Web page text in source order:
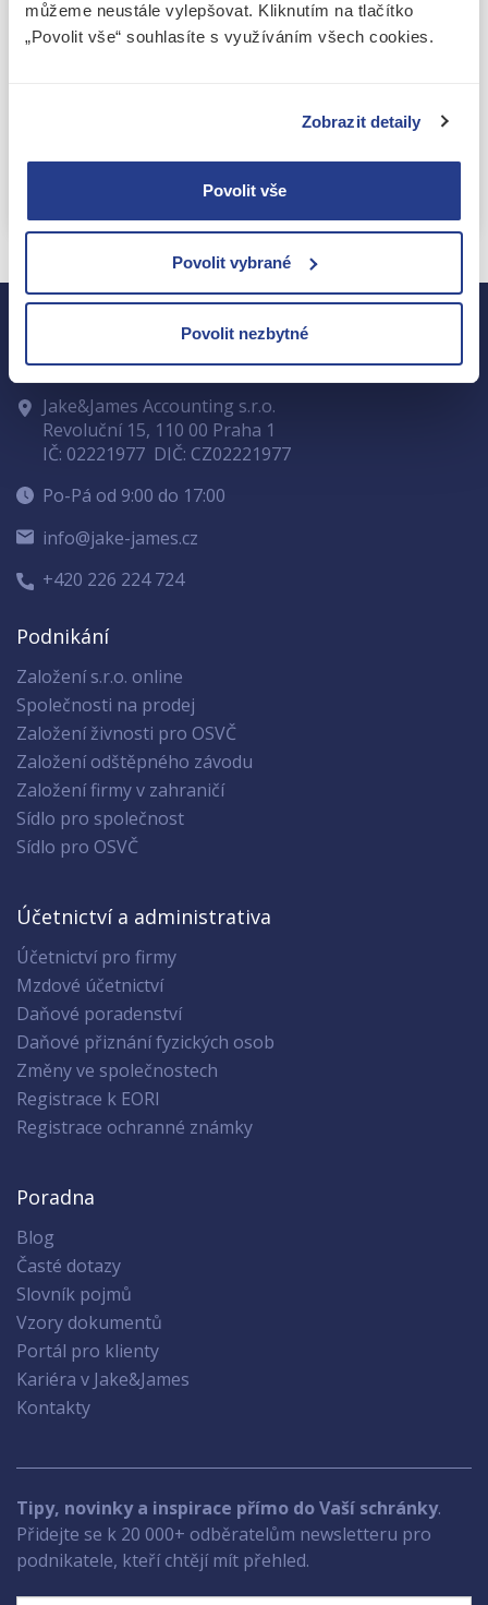
můžeme neustále vylepšovat. Kliknutím na tlačítko
„Povolit vše“ souhlasíte s využíváním všech cookies.
Zobrazit detaily
Povolit vše
Povolit vybrané
Povolit nezbytné
společnosti Google.
Jake&James Accounting s.r.o.
Revoluční 15, 110 00 Praha 1
IČ: 02221977 DIČ: CZ02221977
Po-Pá od 9:00 do 17:00
info@jake-james.cz
+420 226 224 724
Podnikání
Založení s.r.o. online
Společnosti na prodej
Založení živnosti pro OSVČ
Založení odštěpného závodu
Založení firmy v zahraničí
Sídlo pro společnost
Sídlo pro OSVČ
Účetnictví a administrativa
Účetnictví pro firmy
Mzdové účetnictví
Daňové poradenství
Daňové přiznání fyzických osob
Změny ve společnostech
Registrace k EORI
Registrace ochranné známky
Poradna
Blog
Časté dotazy
Slovník pojmů
Vzory dokumentů
Portál pro klienty
Kariéra v Jake&James
Kontakty
Tipy, novinky a inspirace přímo do Vaší schránky.
Přidejte se k 20 000+ odběratelům newsletteru pro
podnikatele, kteří chtějí mít přehled.